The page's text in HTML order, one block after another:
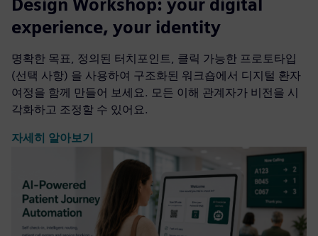
Design Workshop: your digital
experience, your identity
명확한 목표, 정의된 터치포인트, 클릭 가능한 프로토타입
(선택 사항) 을 사용하여 구조화된 워크숍에서 디지털 환자
여정을 함께 만들어 보세요. 모든 이해 관계자가 비전을 시
각화하고 조정할 수 있어요.
자세히 알아보기